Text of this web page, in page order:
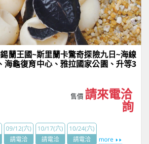
蘭王國~斯里蘭卡驚奇探險九日~海線
海龜復育中心、雅拉國家公園、升等3
售價 請來電洽
詢
09/12(六)
請電洽
10/17(六)
請電洽
10/24(六)
請電洽
more